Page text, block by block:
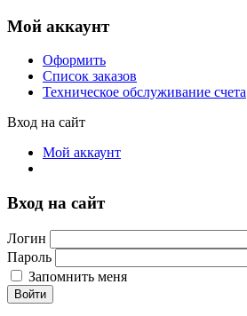
Мой аккаунт
Оформить
Список заказов
Техническое обслуживание счета
Вход на сайт
Мой аккаунт
Вход на сайт
Логин
Пароль
Запомнить меня
Войти